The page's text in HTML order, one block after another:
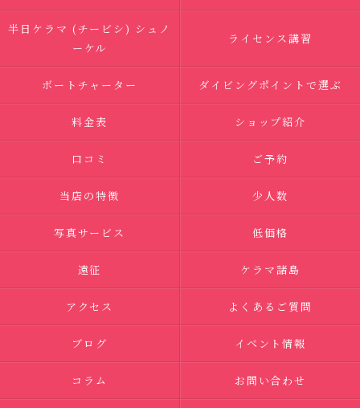
半日ケラマ (チービシ) シュノ
ーケル
ライセンス講習
ボートチャーター ダイビングポイントで選ぶ
料金表 ショップ紹介
口コミ ご予約
当店の特徴 少人数
写真サービス 低価格
遠征 ケラマ諸島
アクセス よくあるご質問
ブログ イベント情報
コラム お問い合わせ